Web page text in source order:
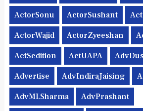
ActorSonu ActorSushant
ActorWajid ActorZyeeshan
ActSedition ActUAPA
Advertise AdvIndiraJaising
AdvMLSharma AdvPrashant